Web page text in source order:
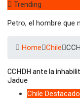
Trending
Petro, el hombre que
Home Chile
CCHDH ante la
Jadue
Chile